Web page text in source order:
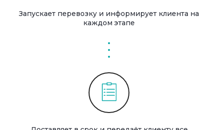
Запускает перевозку и информирует клиента на
каждом этапе